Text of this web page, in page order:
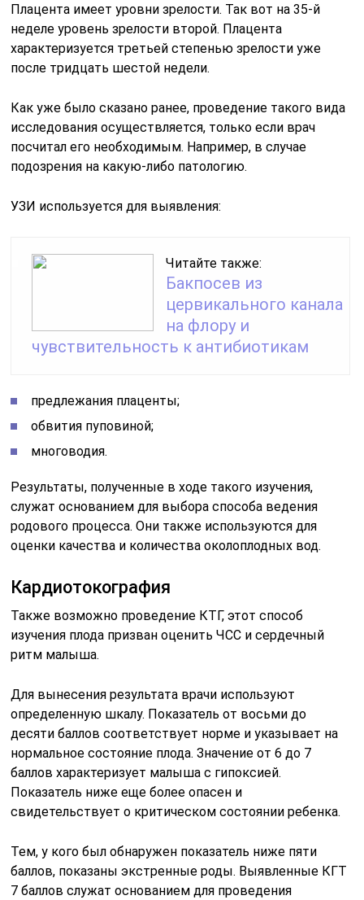
Плацента имеет уровни зрелости. Так вот на 35-й
неделе уровень зрелости второй. Плацента
характеризуется третьей степенью зрелости уже
после тридцать шестой недели.
Как уже было сказано ранее, проведение такого вида
исследования осуществляется, только если врач
посчитал его необходимым. Например, в случае
подозрения на какую-либо патологию.
УЗИ используется для выявления:
Читайте также:
Бакпосев из
цервикального канала
на флору и
чувствительность к антибиотикам
предлежания плаценты;
обвития пуповиной;
многоводия.
Результаты, полученные в ходе такого изучения,
служат основанием для выбора способа ведения
родового процесса. Они также используются для
оценки качества и количества околоплодных вод.
Кардиотокография
Также возможно проведение КТГ, этот способ
изучения плода призван оценить ЧСС и сердечный
ритм малыша.
Для вынесения результата врачи используют
определенную шкалу. Показатель от восьми до
десяти баллов соответствует норме и указывает на
нормальное состояние плода. Значение от 6 до 7
баллов характеризует малыша с гипоксией.
Показатель ниже еще более опасен и
свидетельствует о критическом состоянии ребенка.
Тем, у кого был обнаружен показатель ниже пяти
баллов, показаны экстренные роды. Выявленные КГТ
7 баллов служат основанием для проведения